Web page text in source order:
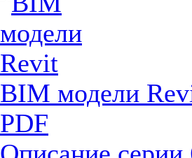
BIM модели
PDF